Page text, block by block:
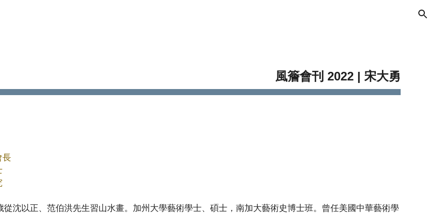
風簷會刊 2022 | 宋大勇
長
從沈以正、范伯洪先生習山水畫。加州大學藝術學士、碩士，南加大藝術史博士班。曾任美國中華藝術學